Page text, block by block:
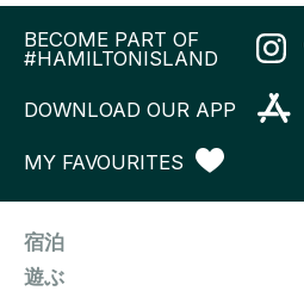
BECOME PART OF
#HAMILTONISLAND
DOWNLOAD OUR APP
MY FAVOURITES
宿泊
遊ぶ